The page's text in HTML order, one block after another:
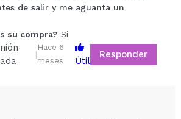
ser el primero. Imagínatelo...
su compra? Si No
5/5
de salir y me aguanta un
su compra? Si
|
Hace 6
meses
Útil
Responder